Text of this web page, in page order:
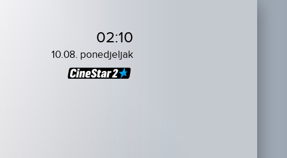
02:10
10.08. ponedjeljak